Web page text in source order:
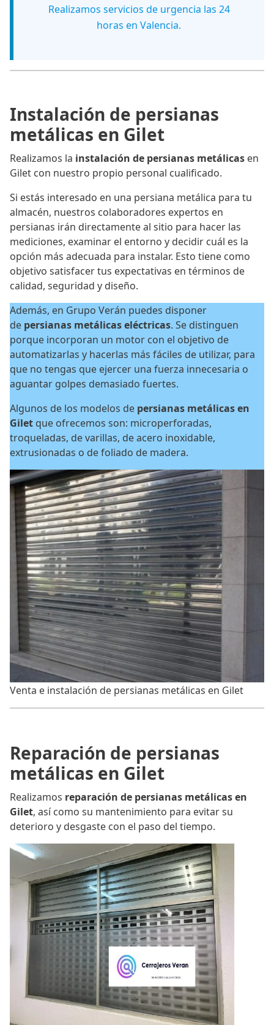
Realizamos servicios de urgencia las 24
horas en Valencia.
Instalación de persianas
metálicas en Gilet
Realizamos la instalación de persianas metálicas en
Gilet con nuestro propio personal cualificado.
Si estás interesado en una persiana metálica para tu
almacén, nuestros colaboradores expertos en
persianas irán directamente al sitio para hacer las
mediciones, examinar el entorno y decidir cuál es la
opción más adecuada para instalar. Esto tiene como
objetivo satisfacer tus expectativas en términos de
calidad, seguridad y diseño.
Además, en Grupo Verán puedes disponer
de persianas metálicas eléctricas. Se distinguen
porque incorporan un motor con el objetivo de
automatizarlas y hacerlas más fáciles de utilizar, para
que no tengas que ejercer una fuerza innecesaria o
aguantar golpes demasiado fuertes.
Algunos de los modelos de persianas metálicas en
Gilet que ofrecemos son: microperforadas,
troqueladas, de varillas, de acero inoxidable,
extrusionadas o de foliado de madera.
Venta e instalación de persianas metálicas en Gilet
Reparación de persianas
metálicas en Gilet
Realizamos reparación de persianas metálicas en
Gilet, así como su mantenimiento para evitar su
deterioro y desgaste con el paso del tiempo.